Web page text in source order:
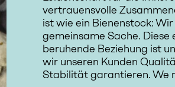
vertrauensvolle
ist wie ein Bienenstock:
gemeinsame Sache.
beruhende Beziehung ist
wir unseren Kunden
Stabilität garantieren. We